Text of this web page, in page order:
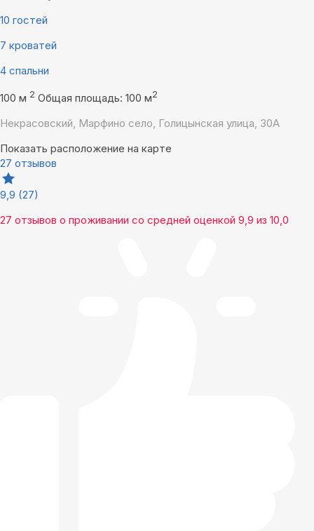
10 гостей
7 кроватей
4 спальни
100 м 2 Общая площадь: 100 м2
Некрасовский, Марфино село, Голицынская улица, 30А
Показать расположение на карте
27 отзывов
9,9 (27)
27 отзывов о проживании со средней оценкой 9,9 из 10,0